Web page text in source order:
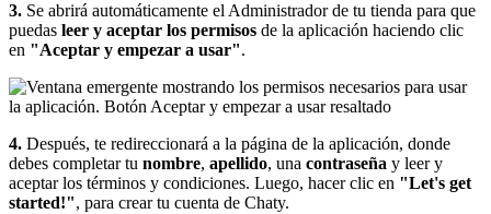
3. Se abrirá automáticamente el Administrador de tu tienda para que
puedas leer y aceptar los permisos de la aplicación haciendo clic
en "Aceptar y empezar a usar".
4. Después, te redireccionará a la página de la aplicación, donde
debes completar tu nombre, apellido, una contraseña y leer y
aceptar los términos y condiciones. Luego, hacer clic en "Let's get
started!", para crear tu cuenta de Chaty.